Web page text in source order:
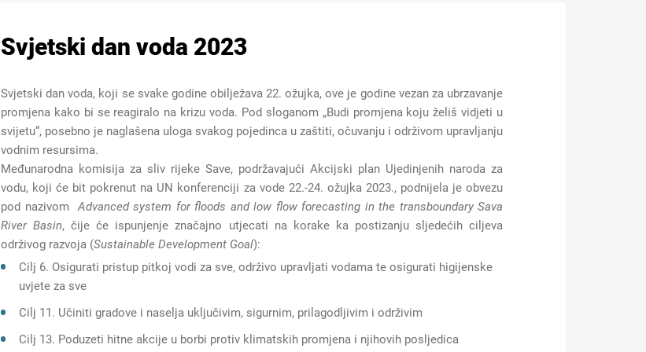
Svjetski dan voda 2023
Svjetski dan voda, koji se svake godine obilježava 22. ožujka, ove je godine vezan za ubrzavanje
promjena kako bi se reagiralo na krizu voda. Pod sloganom „Budi promjena koju želiš vidjeti u
svijetu“, posebno je naglašena uloga svakog pojedinca u zaštiti, očuvanju i održivom upravljanju
vodnim resursima.
Međunarodna komisija za sliv rijeke Save, podržavajući Akcijski plan Ujedinjenih naroda za
vodu, koji će bit pokrenut na UN konferenciji za vode 22.-24. ožujka 2023., podnijela je obvezu
pod nazivomAdvanced system for floods and low flow forecasting in the transboundary Sava
River Basin, čije će ispunjenje značajno utjecati na korake ka postizanju sljedećih ciljeva
održivog razvoja (Sustainable Development Goal):
Cilj 6. Osigurati pristup pitkoj vodi za sve, održivo upravljati vodama te osigurati higijenske
uvjete za sve
Cilj 11. Učiniti gradove i naselja uključivim, sigurnim, prilagodljivim i održivim
Cilj 13. Poduzeti hitne akcije u borbi protiv klimatskih promjena i njihovih posljedica